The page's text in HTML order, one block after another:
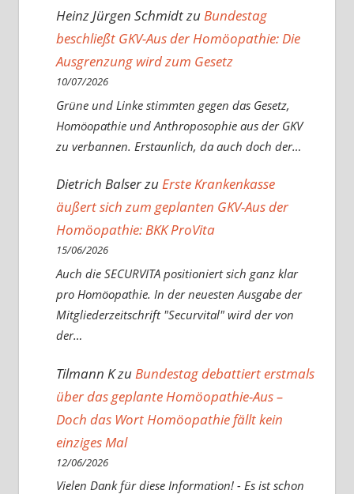
Heinz Jürgen SchmidtzuBundestag
beschließt GKV-Aus der Homöopathie: Die
Ausgrenzung wird zum Gesetz
10/07/2026
Grüne und Linke stimmten gegen das Gesetz,
Homöopathie und Anthroposophie aus der GKV
zu verbannen. Erstaunlich, da auch doch der…
Dietrich BalserzuErste Krankenkasse
äußert sich zum geplanten GKV-Aus der
Homöopathie: BKK ProVita
15/06/2026
Auch die SECURVITA positioniert sich ganz klar
pro Homöopathie. In der neuesten Ausgabe der
Mitgliederzeitschrift "Securvital" wird der von
der…
Tilmann KzuBundestag debattiert erstmals
über das geplante Homöopathie-Aus –
Doch das Wort Homöopathie fällt kein
einziges Mal
12/06/2026
Vielen Dank für diese Information! - Es ist schon